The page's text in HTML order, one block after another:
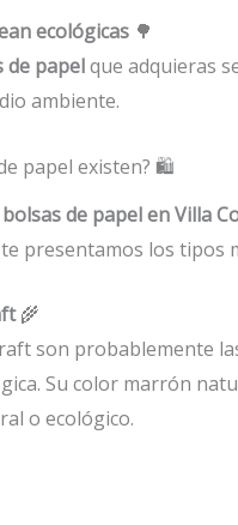
ecológicas 🌳
de papelque adquieras
ambiente.
papel existen? 🛍️
bolsas de papel en Villa
presentamos los tipos
🌾
son probablemente
Su color marrón
o ecológico.